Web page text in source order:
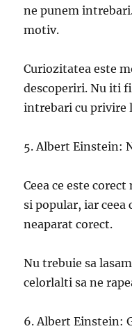
ne punem
motiv.
Curiozitatea este
descoperiri. Nu iti
intrebari cu privire
5. Albert Einstein:
Ceea ce este
si popular, iar ceea
neaparat corect.
Nu trebuie sa
celorlalti sa ne
6. Albert Einstein: